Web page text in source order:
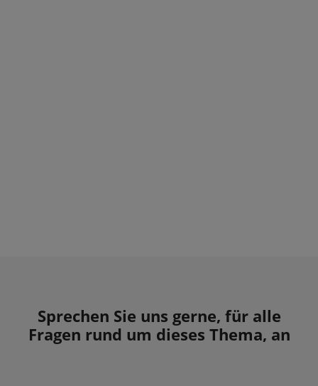
Sprechen Sie uns gerne, für alle
Fragen rund um dieses Thema, an